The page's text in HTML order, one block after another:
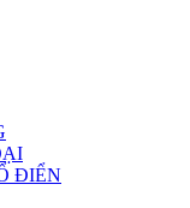
ĐIỂN